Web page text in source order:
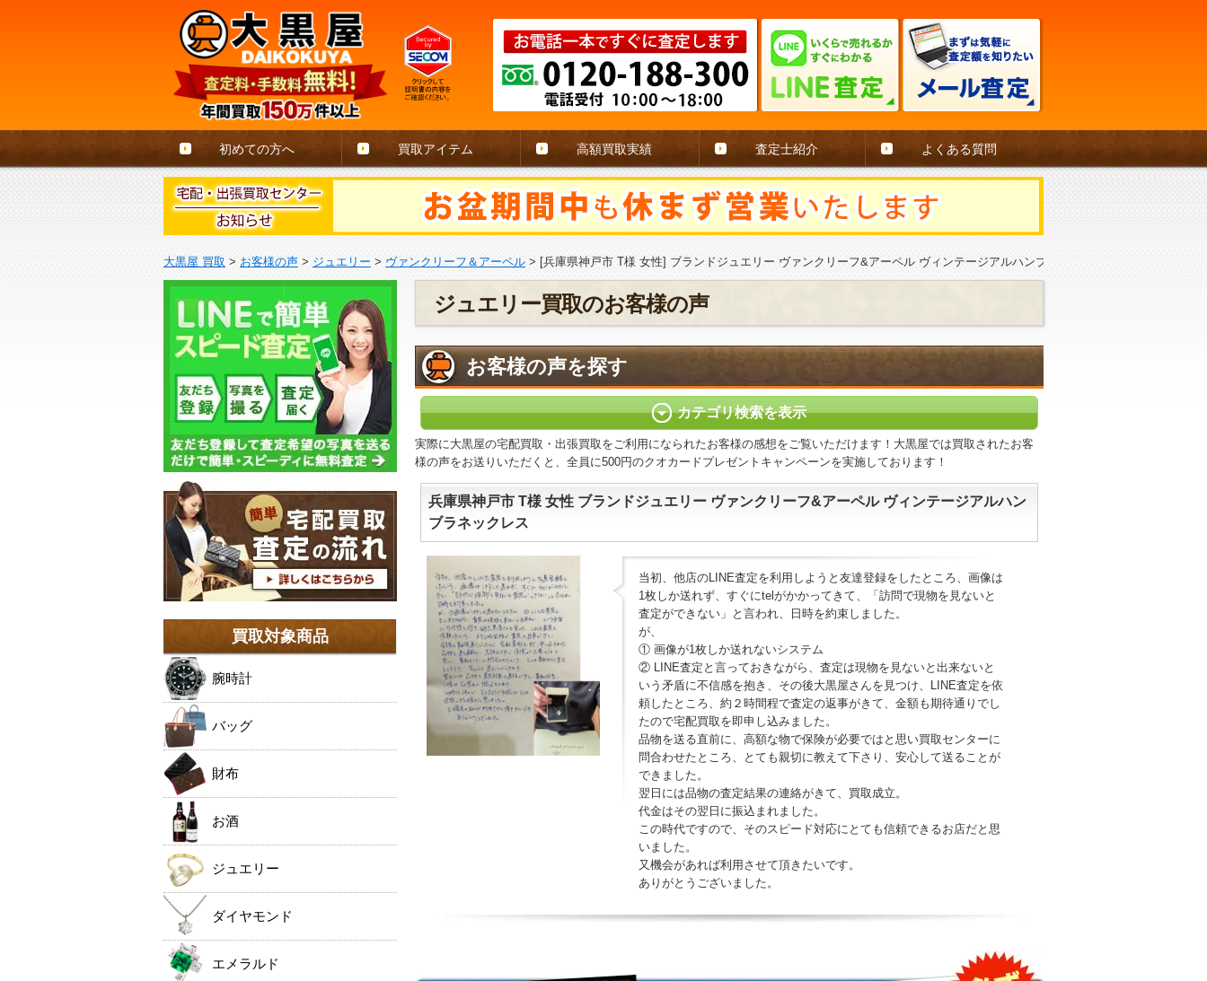
初めての方へ 買取アイテム 高額買取実績 査定士紹介 よくある質問
大黒屋 買取 > お客様の声 > ジュエリー > ヴァンクリーフ＆アーペル > [兵庫県神戸市 T様 女性] ブランドジュエリー ヴァンクリーフ&アーペル ヴィンテージアルハンブラネックレス
ジュエリー買取のお客様の声
お客様の声を探す
カテゴリ検索を表示
実際に大黒屋の宅配買取・出張買取をご利用になられたお客様の感想をご覧いただけます！大黒屋では買取されたお客
様の声をお送りいただくと、全員に500円のクオカードプレゼントキャンペーンを実施しております！
兵庫県神戸市 T様 女性 ブランドジュエリー ヴァンクリーフ&アーペル ヴィンテージアルハン
ブラネックレス
当初、他店のLINE査定を利用しようと友達登録をしたところ、画像は
1枚しか送れず、すぐにtelがかかってきて、「訪問で現物を見ないと
査定ができない」と言われ、日時を約束しました。
が、
① 画像が1枚しか送れないシステム
② LINE査定と言っておきながら、査定は現物を見ないと出来ないと
いう矛盾に不信感を抱き、その後大黒屋さんを見つけ、LINE査定を依
頼したところ、約２時間程で査定の返事がきて、金額も期待通りでし
たので宅配買取を即申し込みました。
品物を送る直前に、高額な物で保険が必要ではと思い買取センターに
問合わせたところ、とても親切に教えて下さり、安心して送ることが
できました。
翌日には品物の査定結果の連絡がきて、買取成立。
代金はその翌日に振込まれました。
この時代ですので、そのスピード対応にとても信頼できるお店だと思
いました。
又機会があれば利用させて頂きたいです。
ありがとうございました。
買取対象商品
腕時計
バッグ
財布
お酒
ジュエリー
ダイヤモンド
エメラルド